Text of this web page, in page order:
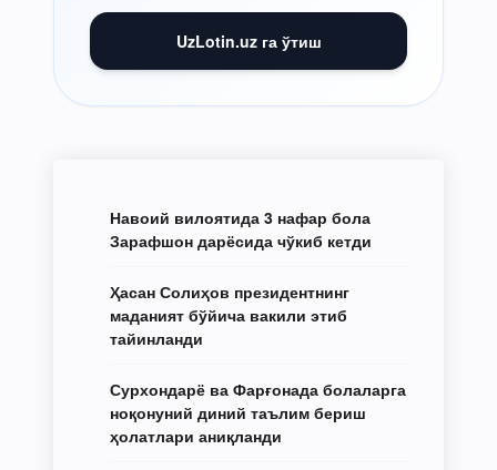
UzLotin.uz га ўтиш
Навоий вилоятида 3 нафар бола
Зарафшон дарёсида чўкиб кетди
Ҳасан Солиҳов президентнинг
маданият бўйича вакили этиб
тайинланди
Сурхондарё ва Фарғонада болаларга
ноқонуний диний таълим бериш
ҳолатлари аниқланди